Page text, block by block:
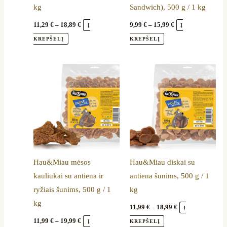
kg
11,29€ – 18,89€ Į
KREPŠELĮ
on
page
Sandwich), 500 g / 1 kg
9,99 € – 15,99 € Į
KREPŠELĮ
chosen
on
page
Hau&Miau mėsos
kauliukai su antiena ir
ryžiais šunims, 500 g / 1
kg
11,99€ – 19,99€
Price
range:
11,99 €
through
19,99 €
Į
This
product
has
multiple
variants.
The
may
be
chosen
the
Hau&Miau diskai su
antiena šunims, 500 g / 1
kg
11,99 € – 18,99 €
Price
range:
11,99 €
through
18,99 €
Į
KREPŠELĮ
This
product
has
multiple
variants.
The
may
be
on